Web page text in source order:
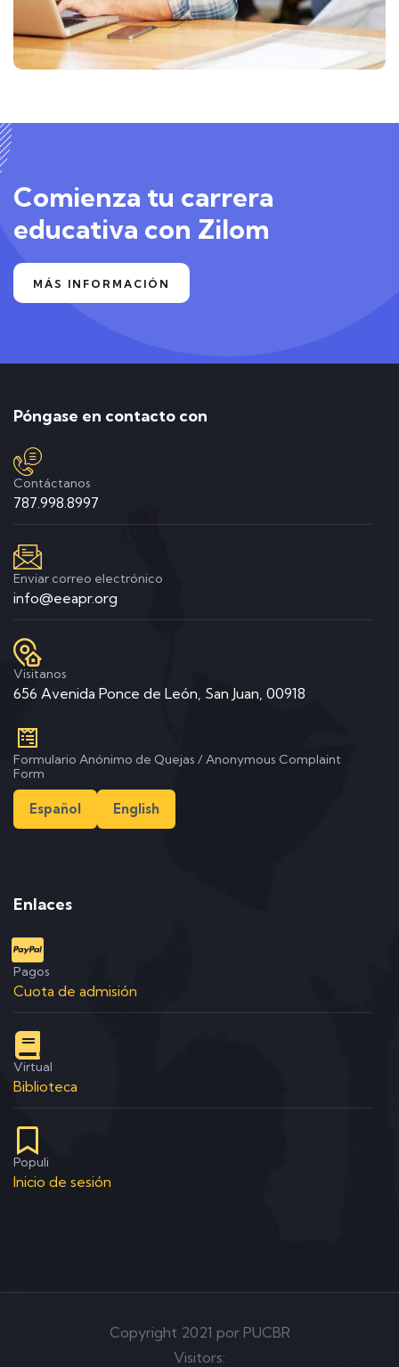
Comienza tu carrera
educativa con Zilom
MÁS INFORMACIÓN
Póngase en contacto con
Contáctanos
787.998.8997
Enviar correo electrónico
info@eeapr.org
Visitanos
656 Avenida Ponce de León, San Juan, 00918
Formulario Anónimo de Quejas / Anonymous Complaint
Form
Español English
Enlaces
Pagos
Cuota de admisión
Virtual
Biblioteca
Populi
Inicio de sesión
Copyright 2021 por PUCBR
Visitors: